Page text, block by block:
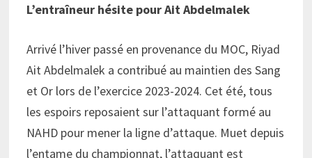
L’entraîneur hésite pour Ait Abdelmalek
Arrivé l’hiver passé en provenance du MOC, Riyad
Ait Abdelmalek a contribué au maintien des Sang
et Or lors de l’exercice 2023-2024. Cet été, tous
les espoirs reposaient sur l’attaquant formé au
NAHD pour mener la ligne d’attaque. Muet depuis
l’entame du championnat, l’attaquant est